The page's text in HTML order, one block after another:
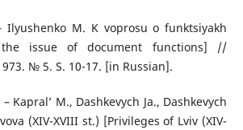
Ilyushenko M. K voprosu o funktsiyakh
the issue of document functions] //
№ 5. S. 10-17. [in Russian].
Kapral’ M., Dashkevych Ja., Dashkevych
(XIV-XVIII st.) [Privileges of Lviv (XIV-